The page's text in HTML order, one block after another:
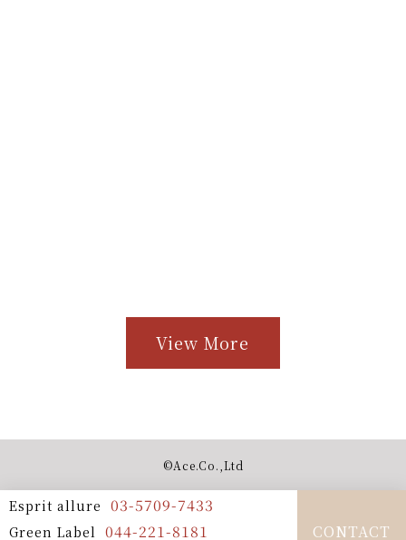
Esprit allure 03-5709-7433
Green Label 044-221-8181 CONTACT
View More
©︎Ace.Co.,Ltd